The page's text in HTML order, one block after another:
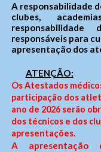
A responsabilidade
clubes,
responsáveis para
apresentação dos
ATENÇÃO:
Os Atestados
participação dos
ano de 2026 serão
dos técnicos e dos
apresentações.
A apresentação